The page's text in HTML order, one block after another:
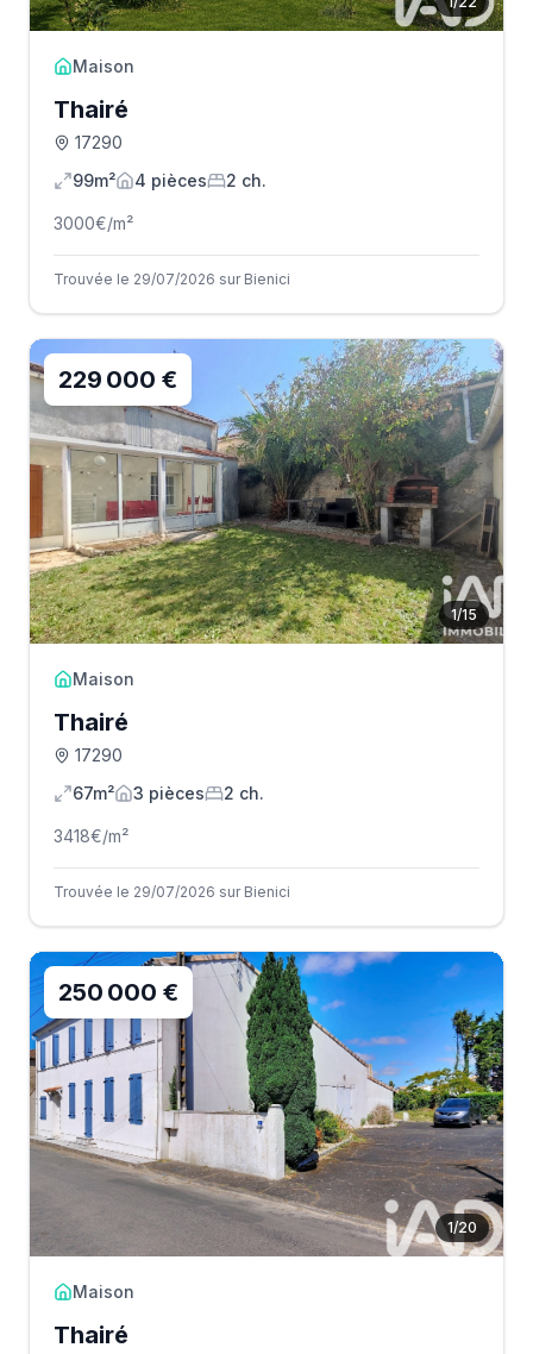
Maison
Thairé
17290
99m²
4 pièces 2 ch.
3000€/m²
Trouvée le 29/07/2026 sur Bienici
1/15
229 000 €
Maison
Thairé
17290
67m²
3 pièces 2 ch.
3418€/m²
Trouvée le 29/07/2026 sur Bienici
1/20
250 000 €
Maison
Thairé